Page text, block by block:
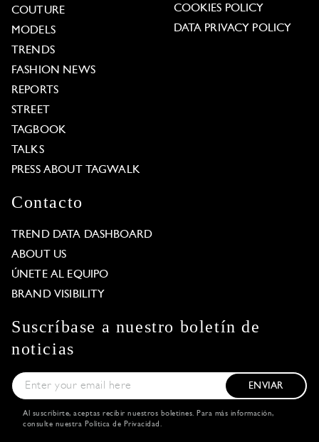
COUTURE
MODELS
TRENDS
FASHION NEWS
REPORTS
STREET
TAGBOOK
TALKS
PRESS ABOUT TAGWALK
COOKIES POLICY
DATA PRIVACY POLICY
Contacto
TREND DATA DASHBOARD
ABOUT US
ÚNETE AL EQUIPO
BRAND VISIBILITY
Suscríbase a nuestro boletín de
noticias
ENVIAR
Al suscribirte, aceptas recibir nuestros boletines. Para más información,
consulte nuestra Política de Privacidad.